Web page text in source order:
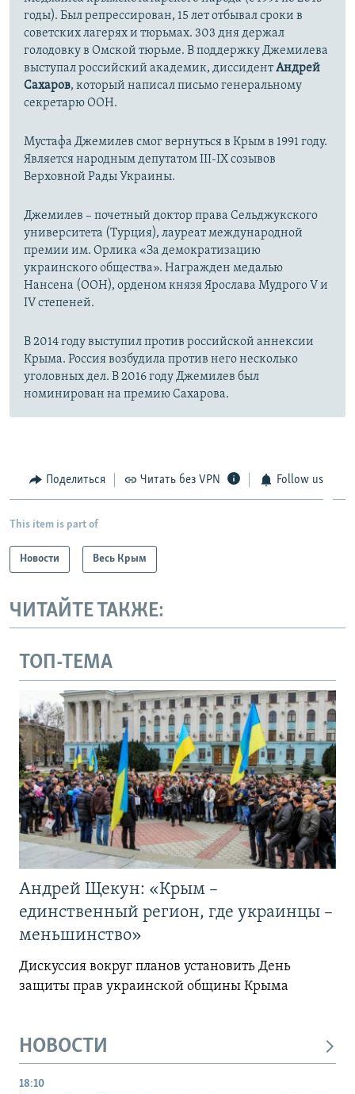
годы). Был репрессирован, 15 лет отбывал сроки в
советских лагерях и тюрьмах. 303 дня держал
голодовку в Омской тюрьме. В поддержку Джемилева
выступал российский академик, диссидентАндрей
Сахаров, который написал письмо генеральному
секретарю ООН.
Мустафа Джемилев смог вернуться в Крым в 1991 году.
Является народным депутатом III-IX созывов
Верховной Рады Украины.
Джемилев – почетный доктор права Сельджукского
университета (Турция), лауреат международной
премии им. Орлика «За демократизацию
украинского общества». Награжден медалью
Нансена (ООН), орденом князя Ярослава Мудрого V и
IV степеней.
В 2014 году выступил против российской аннексии
Крыма. Россия возбудила против него несколько
уголовных дел. В 2016 году Джемилев был
номинирован на премию Сахарова.
Поделиться Читать без VPN Follow us
This item is part of
Новости Весь Крым
ЧИТАЙТЕ ТАКЖЕ:
ТОП-ТЕМА
Андрей Щекун: «Крым –
единственный регион, где украинцы –
меньшинство»
Дискуссия вокруг планов установить День
защиты прав украинской общины Крыма
НОВОСТИ
18:10